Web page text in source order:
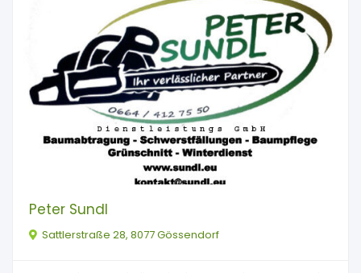
Peter Sundl
Sattlerstraße 28, 8077 Gössendorf